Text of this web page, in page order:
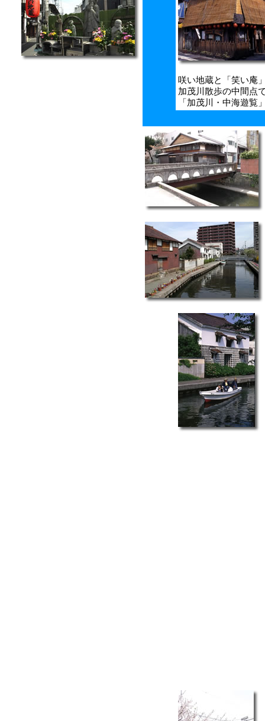
咲い地蔵と「笑い庵
加茂川散歩の中間点
「加茂川・中海遊